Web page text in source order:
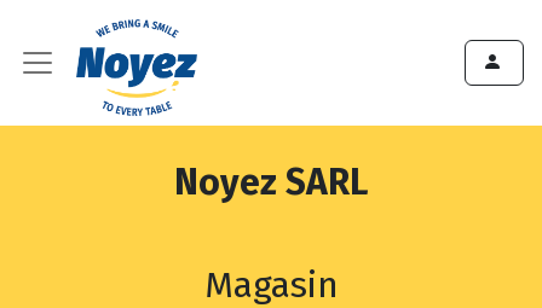
Noyez SARL
Magasin